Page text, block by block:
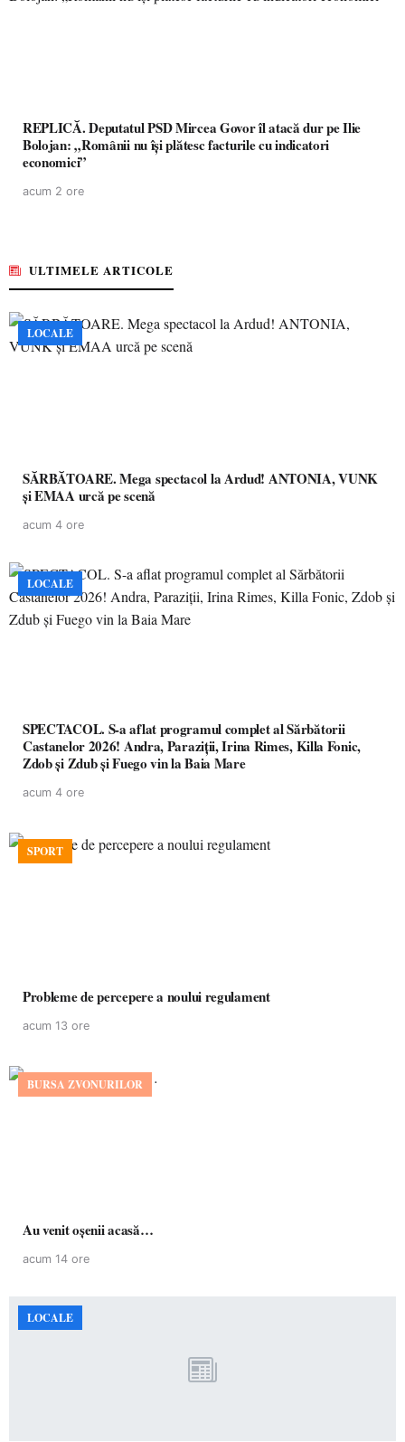
REPLICĂ. Deputatul PSD Mircea Govor îl atacă dur pe Ilie
Bolojan: „Românii nu își plătesc facturile cu indicatori
economici”
acum 2 ore
ULTIMELE ARTICOLE
LOCALE
SĂRBĂTOARE. Mega spectacol la Ardud! ANTONIA, VUNK
și EMAA urcă pe scenă
acum 4 ore
LOCALE
SPECTACOL. S-a aflat programul complet al Sărbătorii
Castanelor 2026! Andra, Paraziții, Irina Rimes, Killa Fonic,
Zdob și Zdub și Fuego vin la Baia Mare
acum 4 ore
SPORT
Probleme de percepere a noului regulament
acum 13 ore
BURSA ZVONURILOR
Au venit oșenii acasă…
acum 14 ore
LOCALE